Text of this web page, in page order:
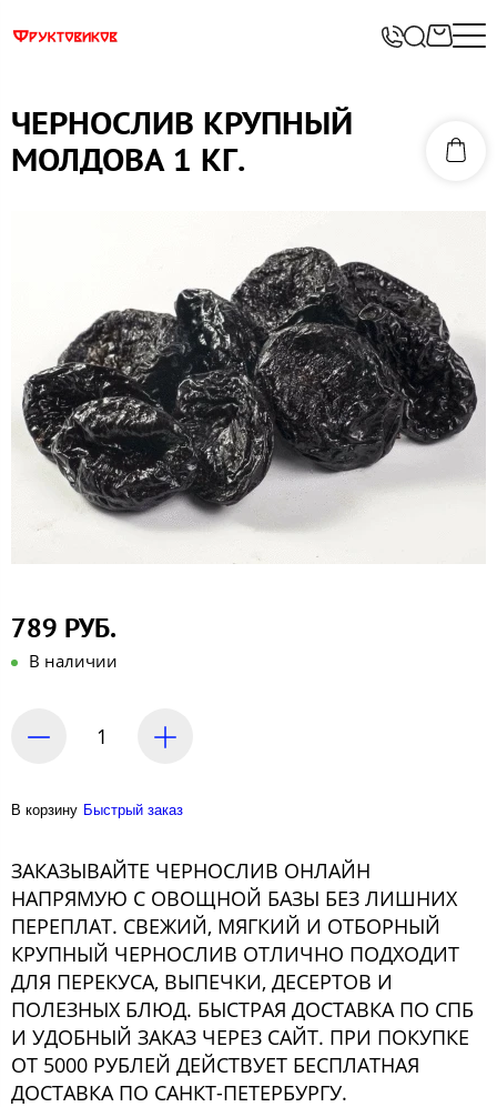
ЧЕРНОСЛИВ КРУПНЫЙ
МОЛДОВА 1 КГ.
789 РУБ.
В наличии
В корзину Быстрый заказ
ЗАКАЗЫВАЙТЕ ЧЕРНОСЛИВ ОНЛАЙН
НАПРЯМУЮ С ОВОЩНОЙ БАЗЫ БЕЗ ЛИШНИХ
ПЕРЕПЛАТ. СВЕЖИЙ, МЯГКИЙ И ОТБОРНЫЙ
КРУПНЫЙ ЧЕРНОСЛИВ ОТЛИЧНО ПОДХОДИТ
ДЛЯ ПЕРЕКУСА, ВЫПЕЧКИ, ДЕСЕРТОВ И
ПОЛЕЗНЫХ БЛЮД. БЫСТРАЯ ДОСТАВКА ПО СПБ
И УДОБНЫЙ ЗАКАЗ ЧЕРЕЗ САЙТ. ПРИ ПОКУПКЕ
ОТ 5000 РУБЛЕЙ ДЕЙСТВУЕТ БЕСПЛАТНАЯ
ДОСТАВКА ПО САНКТ-ПЕТЕРБУРГУ.